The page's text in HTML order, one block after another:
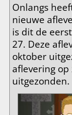
Onlangs
nieuwe
is dit de
27. Deze
oktober
aflevering
uitgezonden.